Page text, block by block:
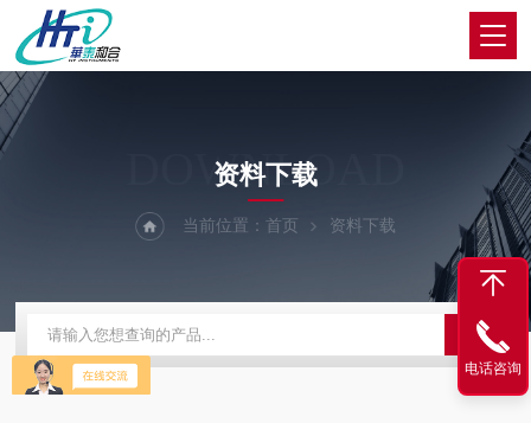
DOWNLOAD
资料下载
当前位置： 首页 资料下载
电话咨询